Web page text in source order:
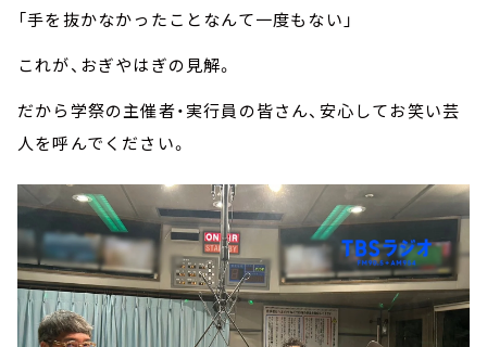
「手を抜かなかったことなんて一度もない」
これが、おぎやはぎの見解。
だから学祭の主催者・実行員の皆さん、安心してお笑い芸
人を呼んでください。